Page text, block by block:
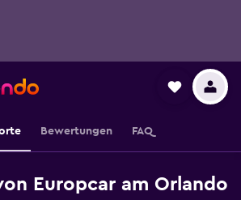
Bewertungen FAQ
Europcar am Orlando